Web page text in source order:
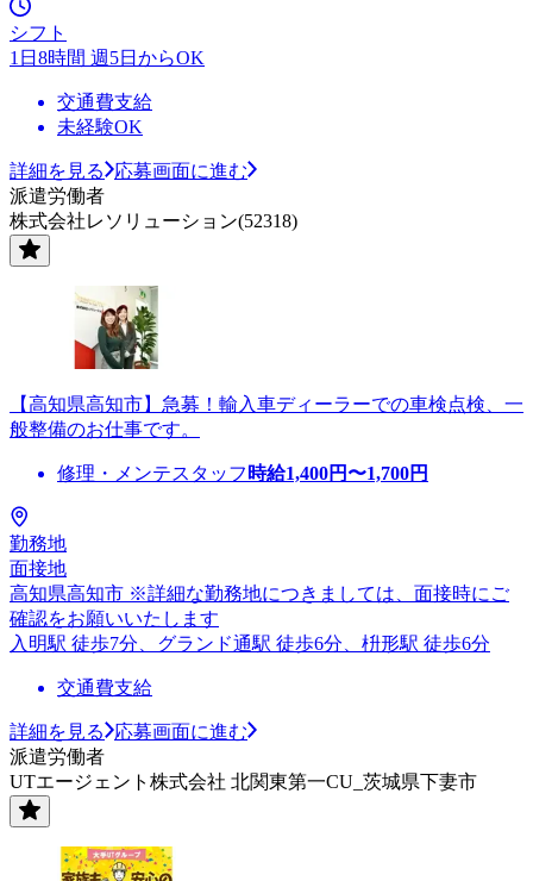
シフト
1日8時間 週5日からOK
交通費支給
未経験OK
詳細を見る
応募画面に進む
派遣労働者
株式会社レソリューション(52318)
【高知県高知市】急募！輸入車ディーラーでの車検点検、一
般整備のお仕事です。
修理・メンテスタッフ 時給1,400円〜1,700円
勤務地
面接地
高知県高知市 ※詳細な勤務地につきましては、面接時にご
確認をお願いいたします
入明駅 徒歩7分、グランド通駅 徒歩6分、枡形駅 徒歩6分
交通費支給
詳細を見る
応募画面に進む
派遣労働者
UTエージェント株式会社 北関東第一CU_茨城県下妻市